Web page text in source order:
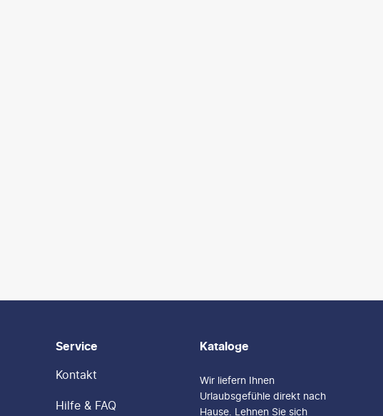
Service
Kontakt
Hilfe & FAQ
Kataloge
Wir liefern Ihnen
Urlaubsgefühle direkt nach
Hause. Lehnen Sie sich